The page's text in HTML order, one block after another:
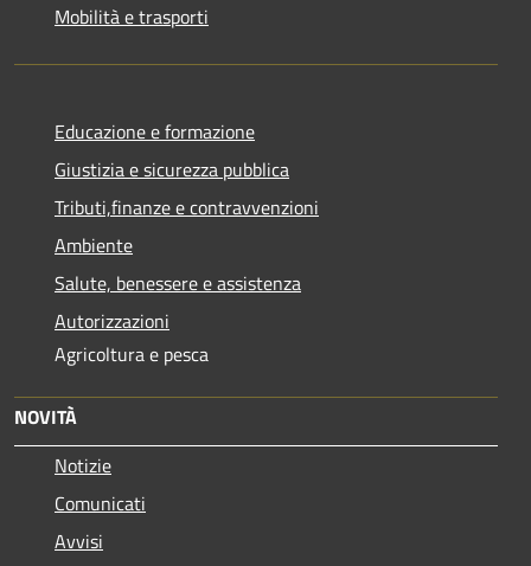
Mobilità e trasporti
Educazione e formazione
Giustizia e sicurezza pubblica
Tributi,finanze e contravvenzioni
Ambiente
Salute, benessere e assistenza
Autorizzazioni
Agricoltura e pesca
NOVITÀ
Notizie
Comunicati
Avvisi